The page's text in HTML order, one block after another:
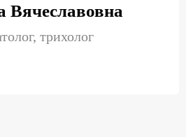
Вячеславовна
трихолог